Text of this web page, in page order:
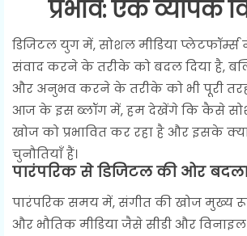
प्रभाव: एक व्यापक
डिजिटल युग में, सोशल मीडिया
संवाद करने के तरीके को बदल दिया है,
और अनुभव करने के तरीके को भी पूरी
आज के इस ब्लॉग में, हम देखेंगे कि कैसे
खोज को प्रभावित कर रहा है और इसके
चुनौतियाँ हैं।
पारंपरिक से डिजिटल की ओर
पारंपरिक समय में, संगीत की खोज मुख्य रूप
और भौतिक मीडिया जैसे सीडी और विनाइल